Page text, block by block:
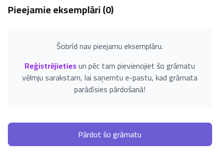
Pieejamie eksemplāri (0)
Šobrīd nav pieejamu eksemplāru.
Reģistrējietiesun pēc tam pievienojiet šo grāmatu
vēlmju sarakstam, lai saņemtu e-pastu, kad grāmata
parādīsies pārdošanā!
Pārdot šo grāmatu